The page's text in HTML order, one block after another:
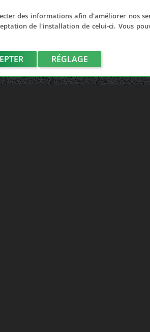
des informations afin d'améliorer nos
de l'installation de celui-ci. Vous
RÉGLAGE